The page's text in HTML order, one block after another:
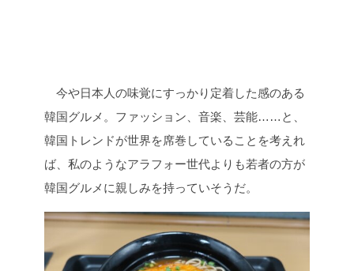
今や日本人の味覚にすっかり定着した感のある
韓国グルメ。ファッション、音楽、芸能……と、
韓国トレンドが世界を席巻していることを考えれ
ば、私のようなアラフォー世代よりも若者の方が
韓国グルメに親しみを持っていそうだ。